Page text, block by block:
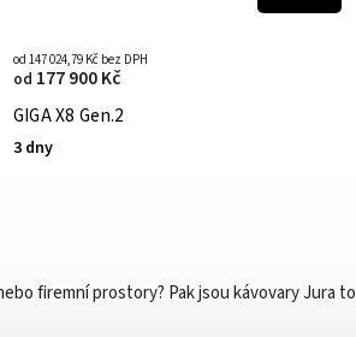
GIGA X8 Gen.2
3 dny
od 147 024,79 Kč bez DPH
od 177 900 Kč
firemní prostory? Pak jsou kávovary